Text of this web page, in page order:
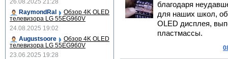
благодаря
для наших школ,
OLED дисплея,
пластмассы.
26.08.2025 21:28
RaymondRal
Обзор 4K OLED
телевизора LG 55EG960V
24.08.2025 19:02
Augustsoore
Обзор 4K OLED
телевизора LG 55EG960V
23.06.2025 19:28